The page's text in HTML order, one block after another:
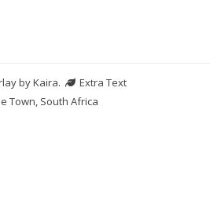
byKaira.
Extra Text
Town, South Africa